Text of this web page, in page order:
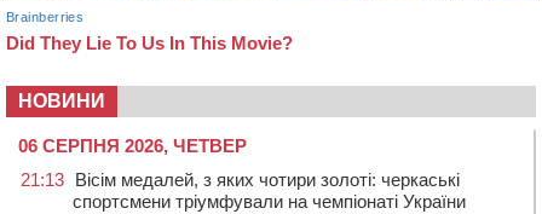
НОВИНИ
06 СЕРПНЯ 2026, ЧЕТВЕР
21:13 Вісім медалей, з яких чотири золоті: черкаські
спортсмени тріумфували на чемпіонаті України